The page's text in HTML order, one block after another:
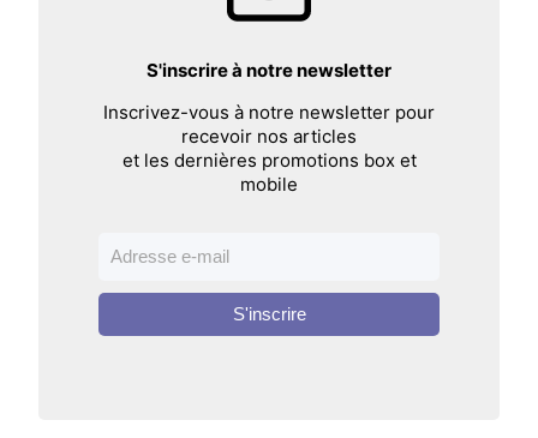
S'inscrire à notre newsletter
Inscrivez-vous à notre newsletter pour
recevoir nos articles
et les dernières promotions box et
mobile
S'inscrire